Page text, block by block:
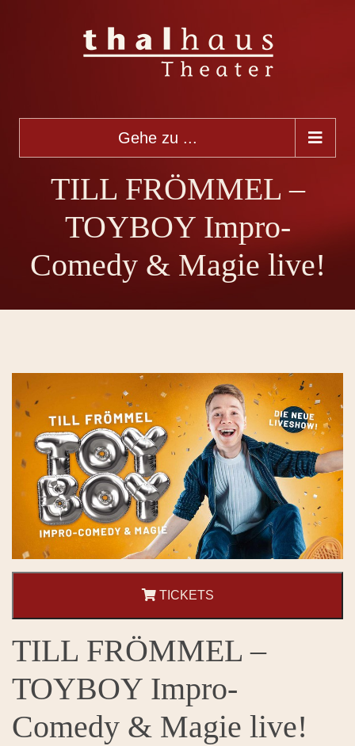
Gehe zu ...
TILL FRÖMMEL –
TOYBOY Impro-
Comedy & Magie live!
TICKETS
TILL FRÖMMEL –
TOYBOY Impro-
Comedy & Magie live!